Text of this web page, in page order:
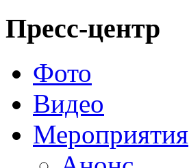
Пресс-центр
Фото
Видео
Мероприятия